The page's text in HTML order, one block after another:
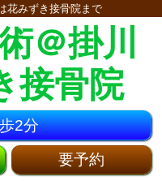
花みずき接骨院まで
＠掛川
接骨院
2分
要予約